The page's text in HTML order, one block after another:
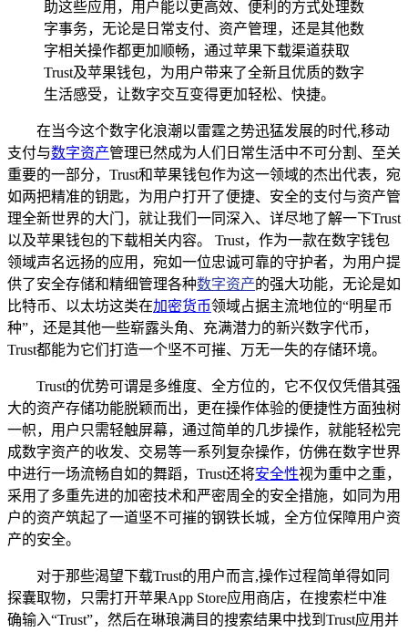
助这些应用，用户能以更高效、便利的方式处理数
字事务，无论是日常支付、资产管理，还是其他数
字相关操作都更加顺畅，通过苹果下载渠道获取
Trust及苹果钱包，为用户带来了全新且优质的数字
生活感受，让数字交互变得更加轻松、快捷。
在当今这个数字化浪潮以雷霆之势迅猛发展的时代,移动
支付与数字资产管理已然成为人们日常生活中不可分割、至关
重要的一部分，Trust和苹果钱包作为这一领域的杰出代表，宛
如两把精准的钥匙，为用户打开了便捷、安全的支付与资产管
理全新世界的大门，就让我们一同深入、详尽地了解一下Trust
以及苹果钱包的下载相关内容。 Trust，作为一款在数字钱包
领域声名远扬的应用，宛如一位忠诚可靠的守护者，为用户提
供了安全存储和精细管理各种数字资产的强大功能，无论是如
比特币、以太坊这类在加密货币领域占据主流地位的“明星币
种”，还是其他一些崭露头角、充满潜力的新兴数字代币，
Trust都能为它们打造一个坚不可摧、万无一失的存储环境。
Trust的优势可谓是多维度、全方位的，它不仅仅凭借其强
大的资产存储功能脱颖而出，更在操作体验的便捷性方面独树
一帜，用户只需轻触屏幕，通过简单的几步操作，就能轻松完
成数字资产的收发、交易等一系列复杂操作，仿佛在数字世界
中进行一场流畅自如的舞蹈，Trust还将安全性视为重中之重，
采用了多重先进的加密技术和严密周全的安全措施，如同为用
户的资产筑起了一道坚不可摧的钢铁长城，全方位保障用户资
产的安全。
对于那些渴望下载Trust的用户而言,操作过程简单得如同
探囊取物，只需打开苹果App Store应用商店，在搜索栏中准
确输入“Trust”，然后在琳琅满目的搜索结果中找到Trust应用并